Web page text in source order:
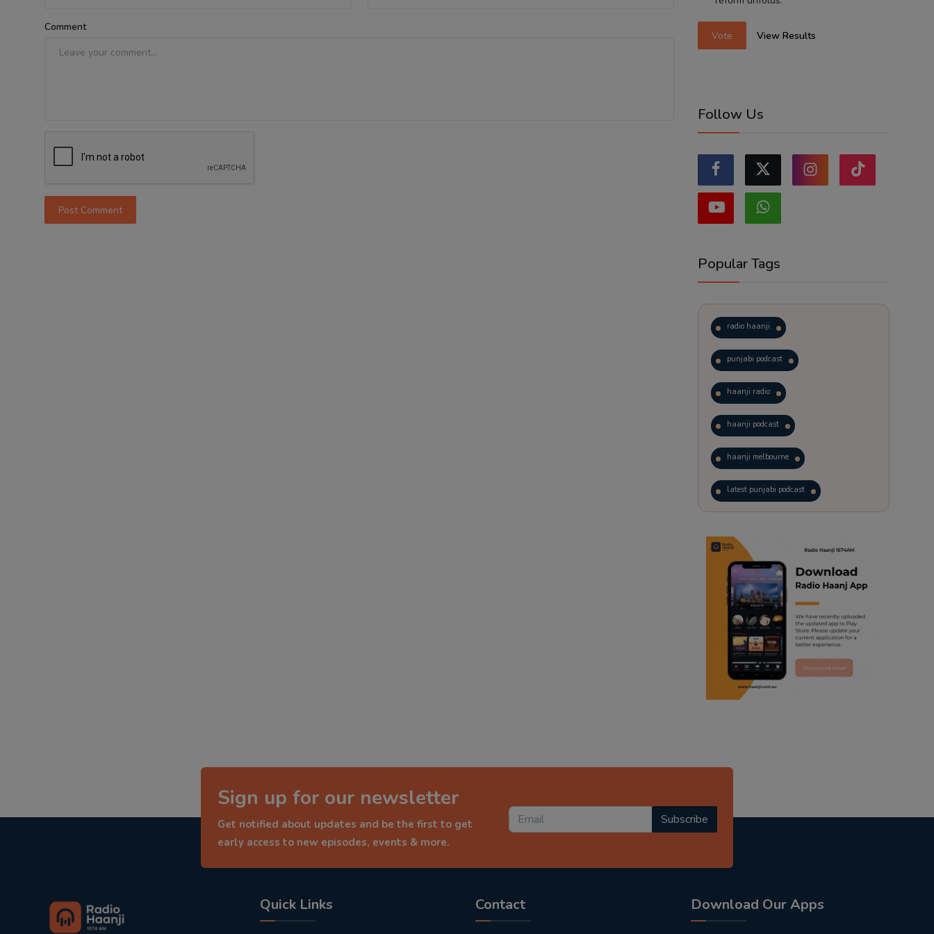
Comment
Post Comment
Vote View Results
Follow Us
Popular Tags
radio haanji
punjabi podcast
haanji radio
haanji podcast
haanji melbourne
latest punjabi podcast
trending punjabi podcast
ranjodh singh
punjabi podcast australia
radio haanji updates
punjabi kahani
Sign up for our newsletter
Get notified about updates and be the first to get
early access to new episodes, events & more.
Subscribe
Quick Links Contact Download Our Apps